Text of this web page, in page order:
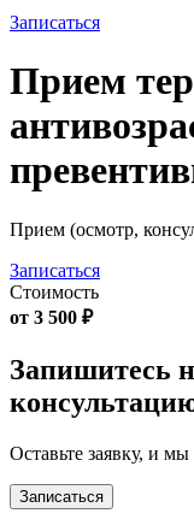
Записаться
Skip
to
Прием
Прием (осмотр,
Записаться
Стоимость
от 3 500 ₽
Запишитесь
Оставьте заявку, и
Записаться